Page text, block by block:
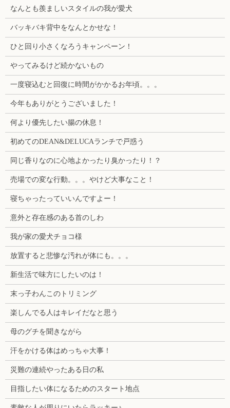
なんとも羨ましいスタイルの我が愛犬
バッキバキ背中をなんとかせな！
ひと回り小さくなろうキャンペーン！
やってみるけど続かないもの
一度寝込むと回復に時間がかかるお年頃。。。
今年もありがとうございました！
何より優先したい腸の休息！
初めてのDEAN&DELUCAランチで戸惑う
同じ香りなのに心地よかったり臭かったり！？
売場での変な行動。。。やけど大事なこと！
寝ちゃったっていいんですよー！
意外と存在感のある首のしわ
我が家の愛犬チョコ様
放置すると悲惨な汚れが体にも。。。
新生活で味方にしたいのは！
末っ子わんこのトリミング
楽しんでる人はキレイだなと思う
母のグチを聞きながら
汗をかける体はめっちゃ大事！
災難の連続やったある日の私
目指したい体になるためのスタート地点